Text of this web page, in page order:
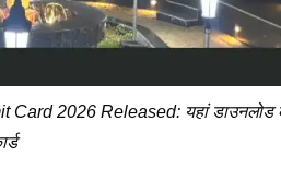
2026 Released: यहां डाउनलोड